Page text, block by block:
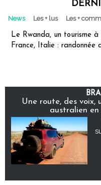
News Les + lus Les +
Le Rwanda, un tourisme
France, Italie : randonnée
Une route, des voix,
australien